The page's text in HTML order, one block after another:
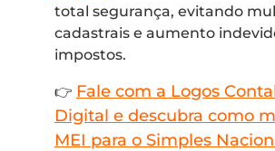
total segurança, evitando
cadastrais e aumento
impostos.
👉 Fale com a Logos
Digital e descubra como
MEI para o Simples